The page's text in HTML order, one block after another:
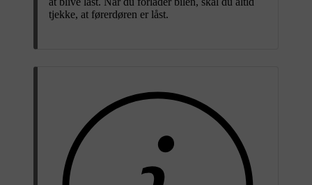
tjekke, at førerdøren er låst.